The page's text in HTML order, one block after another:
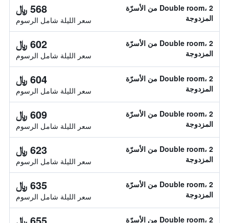
Double room، 2 من الأسرّة
المزدوجة
568 ﷼
سعر الليلة شامل الرسوم
Double room، 2 من الأسرّة
المزدوجة
602 ﷼
سعر الليلة شامل الرسوم
Double room، 2 من الأسرّة
المزدوجة
604 ﷼
سعر الليلة شامل الرسوم
Double room، 2 من الأسرّة
المزدوجة
609 ﷼
سعر الليلة شامل الرسوم
Double room، 2 من الأسرّة
المزدوجة
623 ﷼
سعر الليلة شامل الرسوم
Double room، 2 من الأسرّة
المزدوجة
635 ﷼
سعر الليلة شامل الرسوم
Double room، 2 من الأسرّة